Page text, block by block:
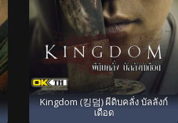
Kingdom (킹덤) ผีดิบคลั่ง บัลลังก์
เดือด